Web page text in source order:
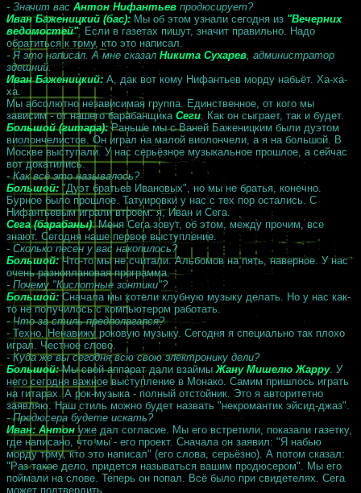
- Значит вас Антон Нифантьев продюсирует?
Иван Баженицкий (бас): Мы об этом узнали сегодня из "Вечерних
ведомостей". Если в газетах пишут, значит правильно. Надо
обратиться к тому, кто это написал.
- Я это написал. А мне сказал Никита Сухарев, администратор
здешний.
Иван Баженицкий: А, дак вот кому Нифантьев морду набьёт. Ха-ха-
ха.
Мы абсолютно независимая группа. Единственное, от кого мы
зависим - от нашего барабанщика Сеги. Как он сыграет, так и будет.
Большой (гитара):Раньше мы с Ваней Баженицким были дуэтом
виолончелистов. Он играл на малой виолончели, а я на большой. В
Москве выступали. У нас серьёзное музыкальное прошлое, а сейчас
вот докатились.
- Как всё это называлось?
Большой: "Дуэт братьев Ивановых", но мы не братья, конечно.
Бурное было прошлое. Татуировки у нас с тех пор остались. С
Нифантьевым играли втроём: я, Иван и Сега.
Сега (барабаны): Меня Сега зовут, об этом, между прочим, все
знают. Сегодня наше первое выступление.
- Сколько песен у вас накопилось?
Большой:Что-то мы не считали. Альбомов на пять, наверное. У нас
очень разноплановая программа.
- Почему "Кислотные зонтики"?
Большой: Сначала мы хотели клубную музыку делать. Но у нас как-
то не получилось с компьютером работать.
- Что за стиль предполагался?
- Техно. Ненавижу роковую музыку. Сегодня я специально так плохо
играл. Честное слово.
- Куда же вы сегодня всю свою электронику дели?
Большой:Мы свой аппарат дали взаймыЖану Мишелю Жарру. У
него сегодня важное выступление в Монако. Самим пришлось играть
на гитарах. А рок-музыка - полный отстойник. Это я авторитетно
заявляю. Наш стиль можно будет назвать "некромантик эйсид-джаз".
- Продюсера будете искать?
Иван: Антон уже дал согласие. Мы его встретили, показали газетку,
где написано, что мы - его проект. Сначала он заявил: "Я набью
морду тому, кто это написал" (его слова, серьёзно). А потом сказал:
"Раз такое дело, придется называться вашим продюсером". Мы его
поймали на слове. Теперь он попал. Всё было при свидетелях. Сега
может подтвердить.